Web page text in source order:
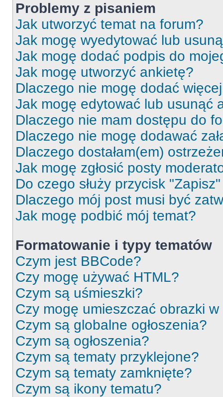
Problemy z pisaniem
Jak utworzyć temat na forum?
Jak mogę wyedytować lub
Jak mogę dodać podpis do
Jak mogę utworzyć ankietę?
Dlaczego nie mogę dodać
Jak mogę edytować lub usunąć
Dlaczego nie mam dostępu do
Dlaczego nie mogę dodawać
Dlaczego dostałam(em)
Jak mogę zgłosić posty
Do czego służy przycisk
Dlaczego mój post musi być
Jak mogę podbić mój temat?
Formatowanie i typy tematów
Czym jest BBCode?
Czy mogę używać HTML?
Czym są uśmieszki?
Czy mogę umieszczać obrazki
Czym są globalne ogłoszenia?
Czym są ogłoszenia?
Czym są tematy przyklejone?
Czym są tematy zamknięte?
Czym są ikony tematu?